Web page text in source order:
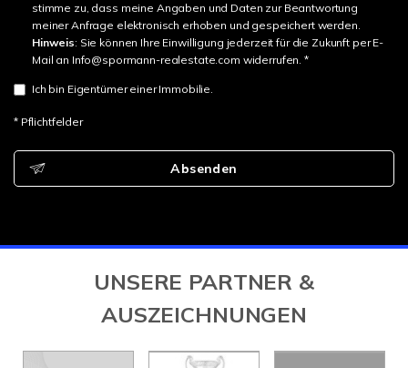
stimme zu, dass meine Angaben und Daten zur Beantwortung
meiner Anfrage elektronisch erhoben und gespeichert werden.
Hinweis: Sie können Ihre Einwilligung jederzeit für die Zukunft per E-
Mail an Info@spormann-realestate.com widerrufen. *
Ich bin Eigentümer einer Immobilie.
* Pflichtfelder
Absenden
UNSERE PARTNER &
AUSZEICHNUNGEN